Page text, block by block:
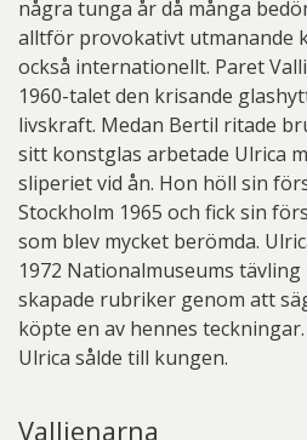
några tunga år då många
alltför provokativt utmanande
också internationellt. Paret
1960-talet den krisande
livskraft. Medan Bertil ritade
sitt konstglas arbetade Ulrica
sliperiet vid ån. Hon höll sin
Stockholm 1965 och fick sin
som blev mycket berömda.
1972 Nationalmuseums
skapade rubriker genom att
köpte en av hennes
Ulrica sålde till kungen.
Vallienarna